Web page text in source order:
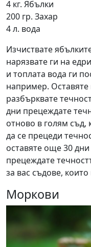
4 кг. Ябълки
200 гр. Захар
4 л. вода
Изчиствате
нарязвате ги на
и топлата вода ги
например. Оставяте
разбърквате
дни прецеждате
отново в голям съд,
да се прецеди
оставяте още 30
прецеждате
за вас съдове,
Моркови